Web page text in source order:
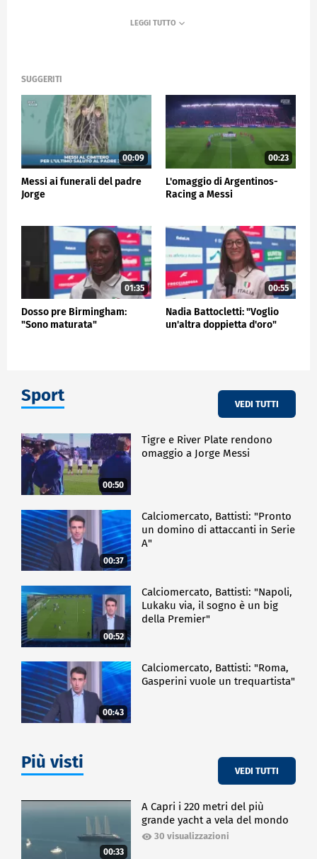
SPORTMEDIASET
SUGGERITI
00:09
Messi ai funerali del padre
Jorge
00:23
L'omaggio di Argentinos-
Racing a Messi
01:35
Dosso pre Birmingham:
"Sono maturata"
00:55
Nadia Battocletti: "Voglio
un'altra doppietta d'oro"
Sport VEDI TUTTI
00:50
Tigre e River Plate rendono
omaggio a Jorge Messi
00:37
Calciomercato, Battisti: "Pronto
un domino di attaccanti in Serie
A"
00:52
Calciomercato, Battisti: "Napoli,
Lukaku via, il sogno è un big
della Premier"
00:43
Calciomercato, Battisti: "Roma,
Gasperini vuole un trequartista"
Più visti VEDI TUTTI
00:33
A Capri i 220 metri del più
grande yacht a vela del mondo
30 visualizzazioni